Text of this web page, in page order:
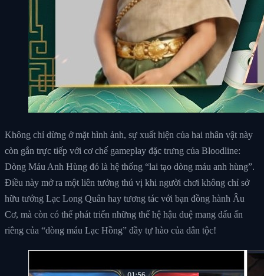
Không chỉ dừng ở mặt hình ảnh, sự xuất hiện của hai nhân vật này
còn gắn trực tiếp với cơ chế gameplay đặc trưng của Bloodline:
Dòng Máu Anh Hùng đó là hệ thống “lai tạo dòng máu anh hùng”.
Điều này mở ra một liên tưởng thú vị khi người chơi không chỉ sở
hữu tướng Lạc Long Quân hay tương tác với bạn đồng hành Âu
Cơ, mà còn có thể phát triển những thế hệ hậu duệ mang dấu ấn
riêng của “dòng máu Lạc Hồng” đầy tự hào của dân tộc!